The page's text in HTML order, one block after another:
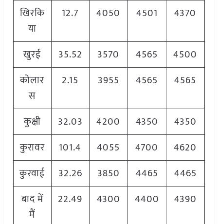
खिरकि
या
12.7 4050 4501 4370
खुरई 35.52 3570 4565
4500
कोलार
स
2.15 3955 4565 4565
कुक्षी 32.03 4200 4350
4350
कुरावर
101.4 4055 4700
4620
कुरवाई
32.26 3850 4465
4465
बाद में
मैं
22.49 4300 4400 4390